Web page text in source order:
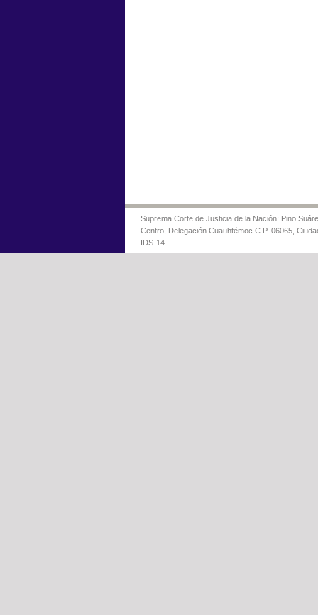
Suprema Corte de Justicia de la Nación: Pino
Centro, Delegación Cuauhtémoc C.P. 06065,
IDS-14